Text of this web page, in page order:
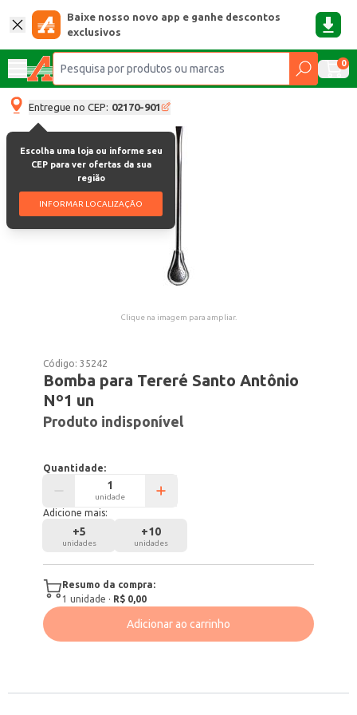
Baixe nosso novo app e ganhe descontos
exclusivos
0
Entregue no CEP: 02170-901
Escolha uma loja ou informe seu
CEP para ver ofertas da sua
região
INFORMAR LOCALIZAÇÃO
Clique na imagem para ampliar.
Código:35242
Bomba para Tereré Santo Antônio
Nº1 un
Produto indisponível
Quantidade:
unidade
Adicione mais:
+5
unidades
+10
unidades
Resumo da compra:
1 unidade · R$ 0,00
Adicionar ao carrinho